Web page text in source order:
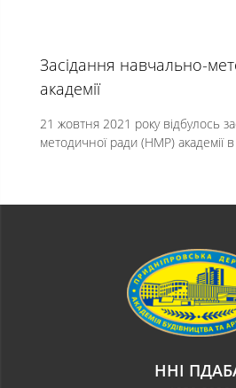
Засідання навчально-
академії
21 жовтня 2021 року відбулось
методичної ради (НМР) академії
ННІ